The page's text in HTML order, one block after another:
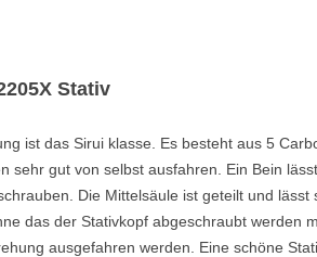
Stativ
ist das Sirui klasse. Es besteht aus 5
sehr gut von selbst ausfahren. Ein Bein
Die Mittelsäule ist geteilt und lässt
das der Stativkopf abgeschraubt werden
ausgefahren werden. Eine schöne